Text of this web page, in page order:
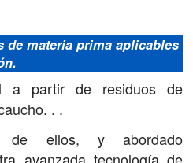
de materia prima aplicables
a partir de residuos de
. .
de ellos, y abordado